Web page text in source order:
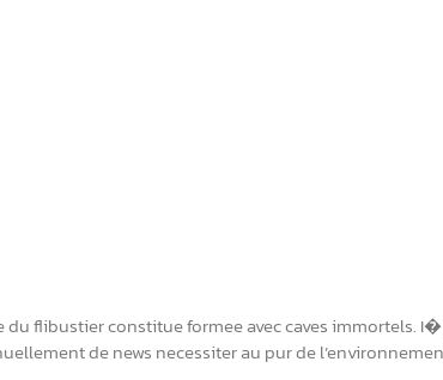
du flibustier constitue formee avec caves immortels.
de news necessiter au pur de